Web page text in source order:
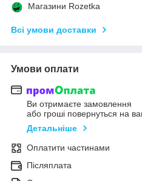
Магазини Rozetka
Всі умови доставки
Умови оплати
Ви отримаєте замовлення
або гроші повернуться на
Детальніше
Оплатити частинами
Післяплата